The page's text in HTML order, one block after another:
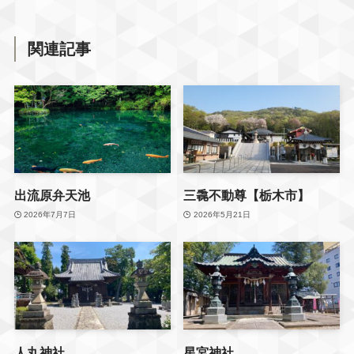
関連記事
出流原弁天池
2026年7月7日
三毳不動尊【栃木市】
2026年5月21日